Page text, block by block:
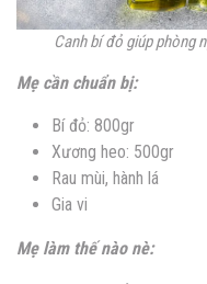
Canh bí đỏ giúp phòng
Mẹ cần chuẩn bị:
Bí đỏ: 800gr
Xương heo: 500gr
Rau mùi, hành lá
Gia vi
Mẹ làm thế nào nè: